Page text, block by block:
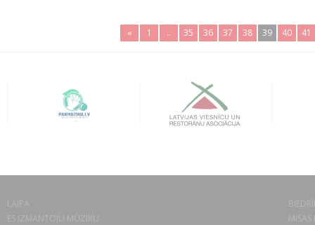
« 1 .. 35 36 37 38 39 40 41
LAIPA
ES IZMANTOJU MŪZIKU